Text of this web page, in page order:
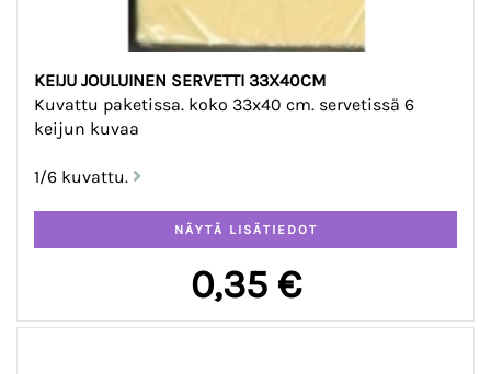
KEIJU JOULUINEN SERVETTI 33X40CM
Kuvattu paketissa. koko 33x40 cm. servetissä 6
keijun kuvaa
1/6 kuvattu.
0,35 €